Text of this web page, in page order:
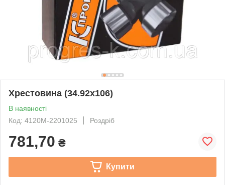
Хрестовина (34.92х106)
В наявності
Код: 4120M-2201025
Роздріб
781,70 ₴
Купити